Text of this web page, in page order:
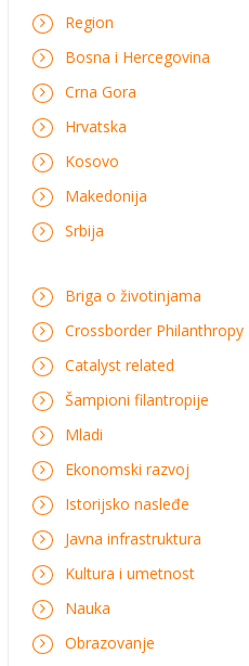
Region
Bosna i Hercegovina
Crna Gora
Hrvatska
Kosovo
Makedonija
Srbija
Briga o životinjama
Crossborder Philanthropy
Catalyst related
Šampioni filantropije
Mladi
Ekonomski razvoj
Istorijsko nasleđe
Javna infrastruktura
Kultura i umetnost
Nauka
Obrazovanje